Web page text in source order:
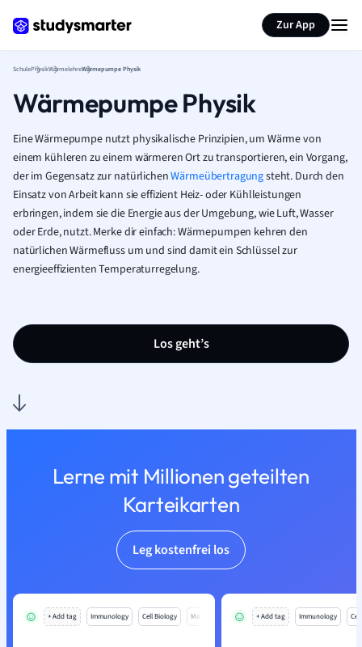
Zur App
SchulePhysikWärmelehreWärmepumpe Physik
Wärmepumpe Physik
Eine Wärmepumpe nutzt physikalische Prinzipien, um Wärme von
einem kühleren zu einem wärmeren Ort zu transportieren, ein Vorgang,
der im Gegensatz zur natürlichenWärmeübertragungsteht. Durch den
Einsatz von Arbeit kann sie effizient Heiz- oder Kühlleistungen
erbringen, indem sie die Energie aus der Umgebung, wie Luft, Wasser
oder Erde, nutzt. Merke dir einfach: Wärmepumpen kehren den
natürlichen Wärmefluss um und sind damit ein Schlüssel zur
energieeffizienten Temperaturregelung.
Los geht’s
Lerne mit Millionen geteilten
Karteikarten
Leg kostenfrei los
+ Add tag Immunology Cell Biology Mo + Add tag Immunology
Seite zusammenfassen